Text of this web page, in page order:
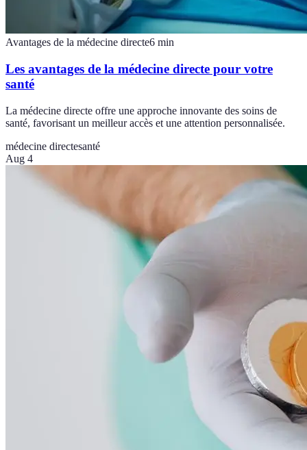
Avantages de la médecine directe6 min
Les avantages de la médecine directe pour votre
santé
La médecine directe offre une approche innovante des soins de
santé, favorisant un meilleur accès et une attention personnalisée.
médecine directesanté
Aug 4